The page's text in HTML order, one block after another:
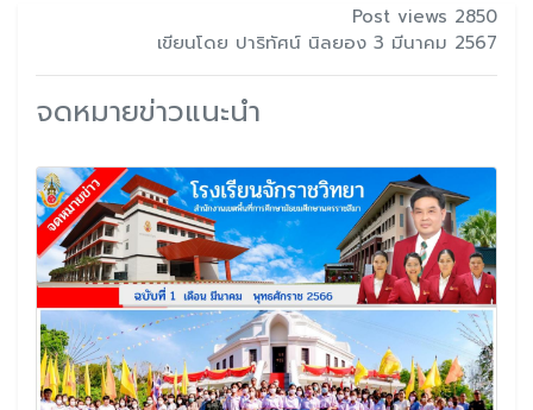
Post views 2850
เขียนโดย ปาริทัศน์ นิลยอง 3 มีนาคม 2567
จดหมายข่าวแนะนำ